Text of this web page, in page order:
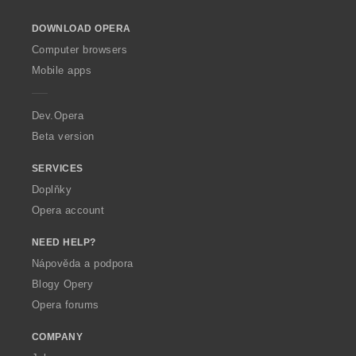
w
O
p
a
DOWNLOAD OPERA
Computer browsers
Mobile apps
Dev.Opera
Beta version
SERVICES
Doplňky
Opera account
NEED HELP?
Nápověda a podpora
Blogy Opery
Opera forums
COMPANY